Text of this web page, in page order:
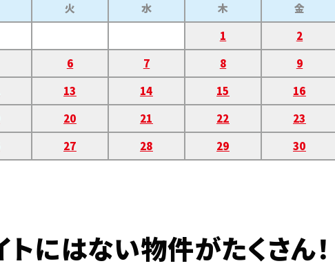
火 水 木 金
1
2
6 7 8 9
13 14 15 16
20 21 22 23
27 28 29 30
にはない物件がたくさん！